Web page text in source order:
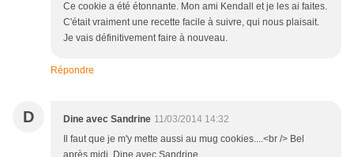
Ce cookie a été étonnante. Mon ami Kendall et je les ai faites.
C'était vraiment une recette facile à suivre, qui nous plaisait.
Je vais définitivement faire à nouveau.
Répondre
D Dine avec Sandrine 11/03/2014 14:32
Il faut que je m'y mette aussi au mug cookies....<br /> Bel
après midi, Dine avec Sandrine